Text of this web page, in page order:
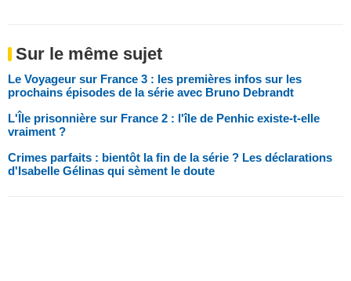
Sur le même sujet
Le Voyageur sur France 3 : les premières infos sur les
prochains épisodes de la série avec Bruno Debrandt
L'Île prisonnière sur France 2 : l'île de Penhic existe-t-elle
vraiment ?
Crimes parfaits : bientôt la fin de la série ? Les déclarations
d'Isabelle Gélinas qui sèment le doute